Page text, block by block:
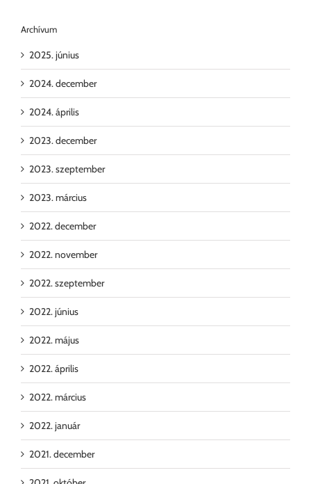
Archívum
2025. június
2024. december
2024. április
2023. december
2023. szeptember
2023. március
2022. december
2022. november
2022. szeptember
2022. június
2022. május
2022. április
2022. március
2022. január
2021. december